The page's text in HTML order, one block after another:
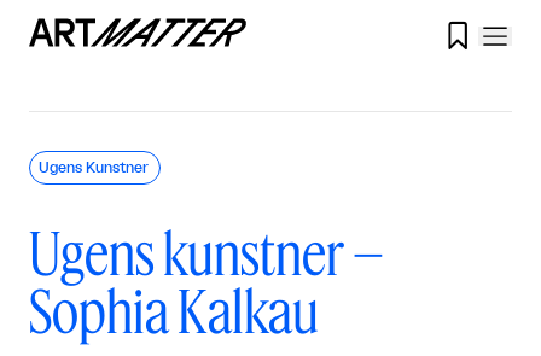

Ugens kunstner –
Sophia Kalkau
Ugens Kunstner